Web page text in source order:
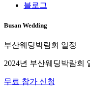
블로그
Busan Wedding
부산웨딩박람회 일정
2024년 부산웨딩박람회
무료 참가 신청